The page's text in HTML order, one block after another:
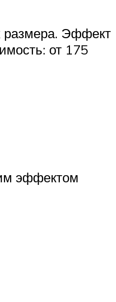
размера. Эффект
от 175
эффектом